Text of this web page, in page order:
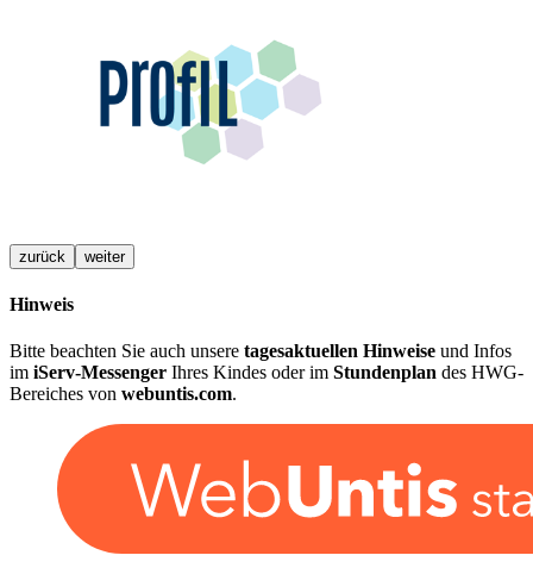
zurück weiter
Hinweis
Bitte beachten Sie auch unsere tagesaktuellen Hinweise und Infos
im iServ-Messenger Ihres Kindes oder im Stundenplan des HWG-
Bereiches von webuntis.com.